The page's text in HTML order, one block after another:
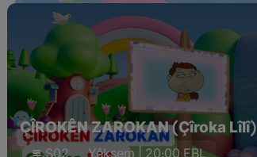
ÇÎROKÊN ZAROKAN (Çîroka Lîlî)